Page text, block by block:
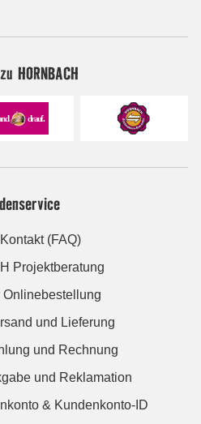
HORNBACH
(FAQ)
Projektberatung
Onlinebestellung
und Lieferung
und Rechnung
und Reklamation
& Kundenkonto-ID